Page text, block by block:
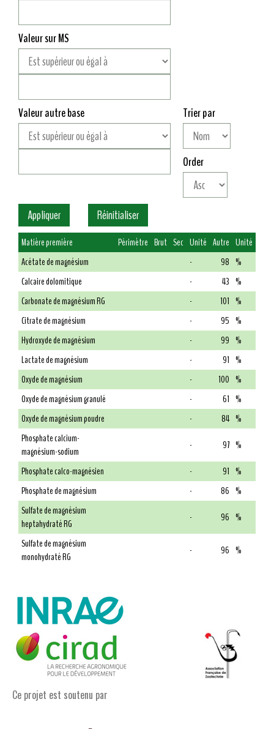
Valeur sur MS
Valeur autre base Trier par
Order
Matière première Périmètre Brut Sec Unité Autre Unité
Acétate de magnésium
- 98 %
Calcaire dolomitique
- 43 %
Carbonate de magnésium RG
- 101 %
Citrate de magnésium
- 95 %
Hydroxyde de magnésium
- 99 %
Lactate de magnésium
- 91 %
Oxyde de magnésium
- 100 %
Oxyde de magnésium granulé
- 61 %
Oxyde de magnésium poudre
- 84 %
Phosphate calcium-
magnésium-sodium
- 97 %
Phosphate calco-magnésien
- 91 %
Phosphate de magnésium
- 86 %
Sulfate de magnésium
heptahydraté RG
- 96 %
Sulfate de magnésium
monohydraté RG
- 96 %
Ce projet est soutenu par